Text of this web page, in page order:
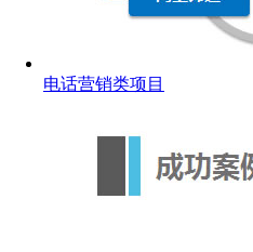
电话营销类项目